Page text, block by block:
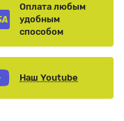
Оплата любым
удобным
способом
Наш Youtube